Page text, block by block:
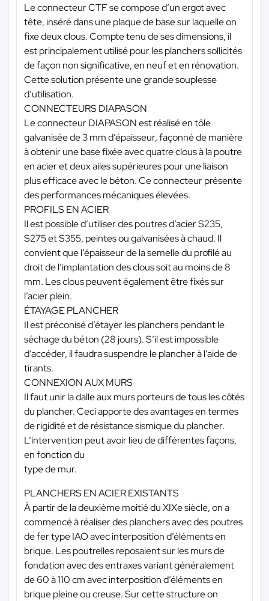
Le connecteur CTF se compose d’un ergot avec
tête, inséré dans une plaque de base sur laquelle on
fixe deux clous. Compte tenu de ses dimensions, il
est principalement utilisé pour les planchers sollicités
de façon non significative, en neuf et en rénovation.
Cette solution présente une grande souplesse
d’utilisation.
CONNECTEURS DIAPASON
Le connecteur DIAPASON est réalisé en tôle
galvanisée de 3 mm d’épaisseur, façonné de manière
à obtenir une base fixée avec quatre clous à la poutre
en acier et deux ailes supérieures pour une liaison
plus efficace avec le béton. Ce connecteur présente
des performances mécaniques élevées.
PROFILS EN ACIER
Il est possible d’utiliser des poutres d’acier S235,
S275 et S355, peintes ou galvanisées à chaud. Il
convient que l’épaisseur de la semelle du profilé au
droit de l’implantation des clous soit au moins de 8
mm. Les clous peuvent également être fixés sur
l’acier plein.
ÉTAYAGE PLANCHER
Il est préconisé d’étayer les planchers pendant le
séchage du béton (28 jours). S’il est impossible
d’accéder, il faudra suspendre le plancher à l’aide de
tirants.
CONNEXION AUX MURS
Il faut unir la dalle aux murs porteurs de tous les côtés
du plancher. Ceci apporte des avantages en termes
de rigidité et de résistance sismique du plancher.
L’intervention peut avoir lieu de différentes façons,
en fonction du
type de mur.
PLANCHERS EN ACIER EXISTANTS
À partir de la deuxième moitié du XIXe siècle, on a
commencé à réaliser des planchers avec des poutres
de fer type IAO avec interposition d’éléments en
brique. Les poutrelles reposaient sur les murs de
fondation avec des entraxes variant généralement
de 60 à 110 cm avec interposition d’éléments en
brique pleine ou creuse. Sur cette structure on